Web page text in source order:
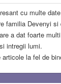
cu multe
familia Devenyi si
a dat foarte
intregii lumi.
la fel de